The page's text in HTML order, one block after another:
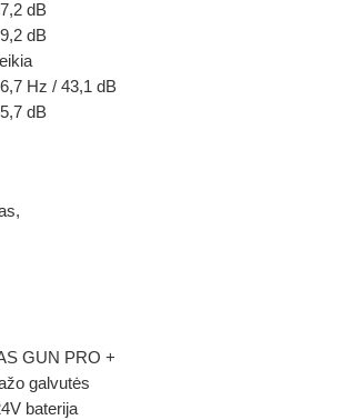
dB
dB
Hz / 43,1 dB
dB
GUN PRO +
galvutės
baterija